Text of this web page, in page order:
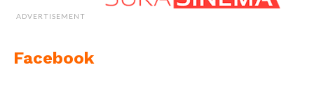
ADVERTISEMENT
Facebook